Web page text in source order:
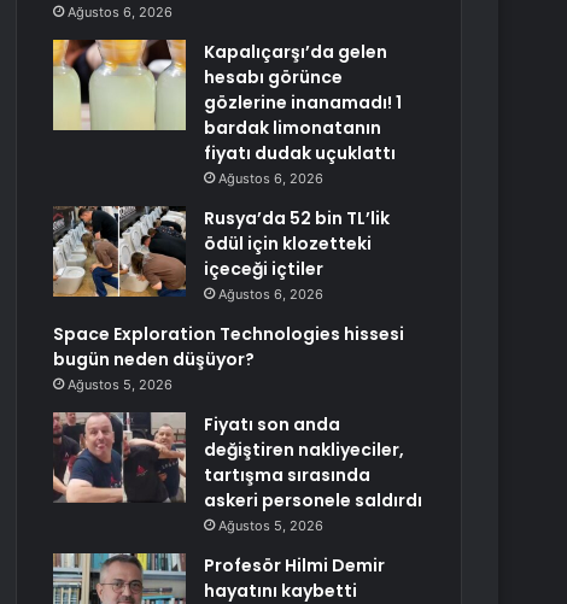
Ağustos 6, 2026
Kapalıçarşı’da gelen
hesabı görünce
gözlerine inanamadı! 1
bardak limonatanın
fiyatı dudak uçuklattı
Ağustos 6, 2026
Rusya’da 52 bin TL’lik
ödül için klozetteki
içeceği içtiler
Ağustos 6, 2026
Space Exploration Technologies hissesi
bugün neden düşüyor?
Ağustos 5, 2026
Fiyatı son anda
değiştiren nakliyeciler,
tartışma sırasında
askeri personele saldırdı
Ağustos 5, 2026
Profesör Hilmi Demir
hayatını kaybetti